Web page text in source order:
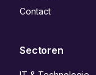
Contact
Sectoren